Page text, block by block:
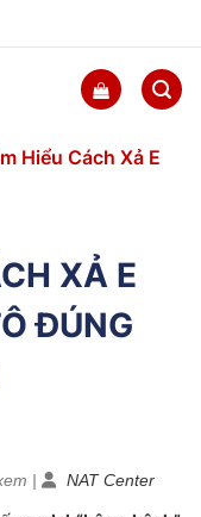
Hiểu Cách Xả E
XẢ E
ĐÚNG
| NAT Center